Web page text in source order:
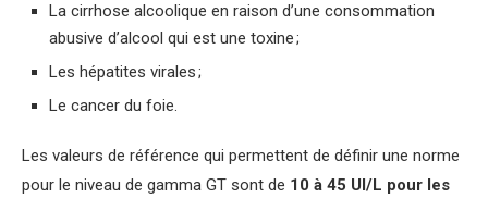
La cirrhose alcoolique en raison d’une consommation
abusive d’alcool qui est une toxine ;
Les hépatites virales ;
Le cancer du foie.
Les valeurs de référence qui permettent de définir une norme
pour le niveau de gamma GT sont de 10 à 45 UI/L pour les